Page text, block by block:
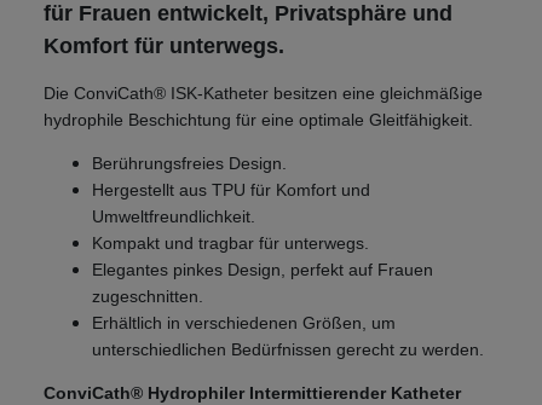
für Frauen entwickelt, Privatsphäre und
Komfort für unterwegs.
Die ConviCath® ISK-Katheter besitzen eine gleichmäßige
hydrophile Beschichtung für eine optimale Gleitfähigkeit.
Berührungsfreies Design.
Hergestellt aus TPU für Komfort und
Umweltfreundlichkeit.
Kompakt und tragbar für unterwegs.
Elegantes pinkes Design, perfekt auf Frauen
zugeschnitten.
Erhältlich in verschiedenen Größen, um
unterschiedlichen Bedürfnissen gerecht zu werden.
ConviCath® Hydrophiler Intermittierender Katheter